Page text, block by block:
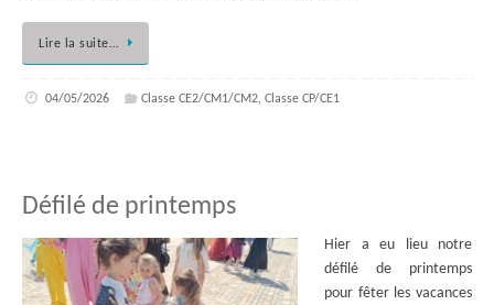
Lire la suite…
04/05/2026 Classe CE2/CM1/CM2,Classe CP/CE1
Défilé de printemps
Hier a eu lieu notre
défilé de printemps
pour fêter les vacances